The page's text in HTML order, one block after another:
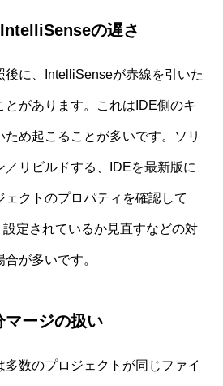
の遅さ
後に、IntelliSenseが赤線を引いた
とがあります。これはIDE側のキ
ため起こることが多いです。ソリ
／リビルドする、IDEを最新版に
クトのプロパティを確認して
定されているか見直すなどの対
が多いです。
マージの扱い
数のプロジェクトが同じファイ